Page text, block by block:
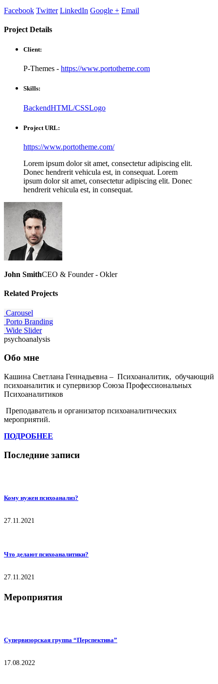
Facebook Twitter LinkedIn Google + Email
Project Details
Client:
P-Themes - https://www.portotheme.com
Skills:
BackendHTML/CSSLogo
Project URL:
https://www.portotheme.com/
Lorem ipsum dolor sit amet, consectetur adipiscing elit.
Donec hendrerit vehicula est, in consequat. Lorem
ipsum dolor sit amet, consectetur adipiscing elit. Donec
hendrerit vehicula est, in consequat.
John SmithCEO & Founder - Okler
Related Projects
Carousel
Porto Branding
Wide Slider
psychoanalysis
Обо мне
Кашина Светлана Геннадьевна – Психоаналитик, обучающий
психоаналитик и супервизор Союза Профессиональных
Психоаналитиков
Преподаватель и организатор психоаналитических
мероприятий.
ПОДРОБНЕЕ
Последние записи
Кому нужен психоанализ?
27.11.2021
Что делают психоаналитики?
27.11.2021
Мероприятия
Супервизорская группа “Перспектива”
17.08.2022